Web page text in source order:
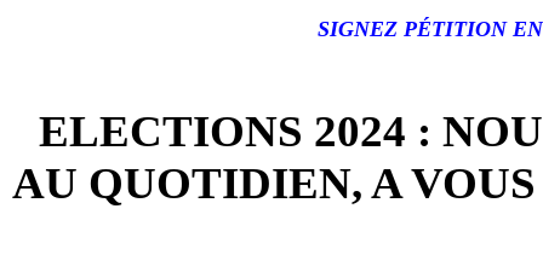
SIGNEZ PÉTITION
ELECTIONS 2024 :
AU QUOTIDIEN, A